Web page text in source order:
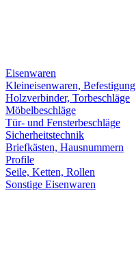
Eisenwaren
Kleineisenwaren, Befestigung
Holzverbinder, Torbeschläge
Möbelbeschläge
Tür- und Fensterbeschläge
Sicherheitstechnik
Briefkästen, Hausnummern
Profile
Seile, Ketten, Rollen
Sonstige Eisenwaren